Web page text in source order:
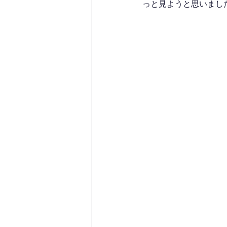
っと見ようと思いまし